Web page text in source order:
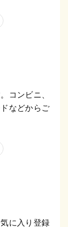
コンビニ、
などからご
に入り登録